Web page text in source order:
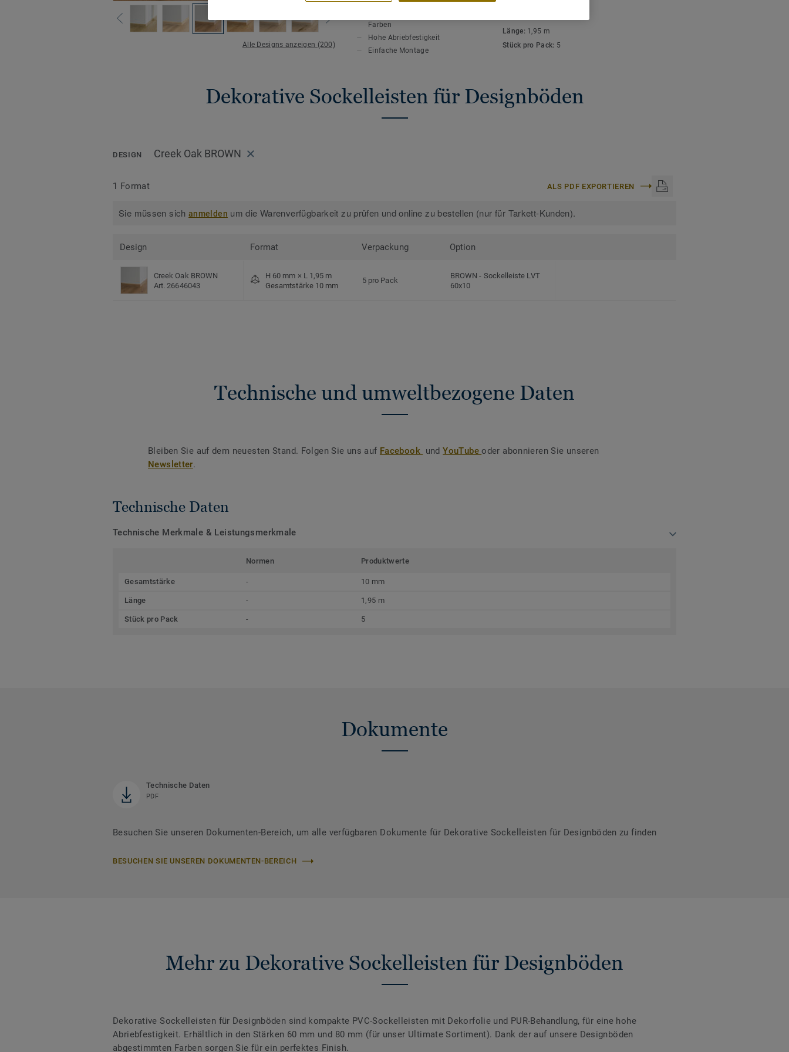
Alle Designs anzeigen (200)
Farben
Hohe Abriebfestigkeit
Einfache Montage
Länge: 1,95 m
Stück pro Pack: 5
Dekorative Sockelleisten für Designböden
DESIGN Creek Oak BROWN
1 Format ALS PDF EXPORTIEREN
Sie müssen sichanmelden um die Warenverfügbarkeit zu prüfen und online zu bestellen (nur für Tarkett-Kunden).
Design Format Verpackung Option
Creek Oak BROWN
Art. 26646043
H 60 mm × L 1,95 m
Gesamtstärke 10 mm
5 pro Pack
BROWN- Sockelleiste LVT
60x10
Technische und umweltbezogene Daten
Bleiben Sie auf dem neuesten Stand. Folgen Sie uns auf Facebook undYouTubeoder abonnieren Sie unseren
Newsletter.
Technische Daten
Technische Merkmale & Leistungsmerkmale
Normen Produktwerte
Gesamtstärke - 10 mm
Länge - 1,95 m
Stück pro Pack - 5
Dokumente
Technische Daten
PDF
Besuchen Sie unseren Dokumenten-Bereich, um alle verfügbaren Dokumente für Dekorative Sockelleisten für Designböden zu finden
BESUCHEN SIE UNSEREN DOKUMENTEN-BEREICH
Mehr zu Dekorative Sockelleisten für Designböden
Dekorative Sockelleisten für Designböden sind kompakte PVC-Sockelleisten mit Dekorfolie und PUR-Behandlung, für eine hohe
Abriebfestigkeit. Erhältlich in den Stärken 60 mm und 80 mm (für unser Ultimate Sortiment). Dank der auf unsere Designböden
abgestimmten Farben sorgen Sie für ein perfektes Finish.